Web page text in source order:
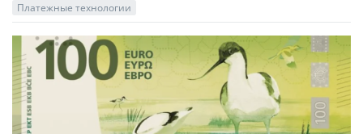
Платежные технологии